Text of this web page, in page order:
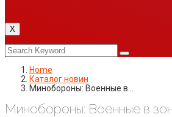
X
Home
Каталог новин
Минобороны: Военные в…
Минобороны: Военные в